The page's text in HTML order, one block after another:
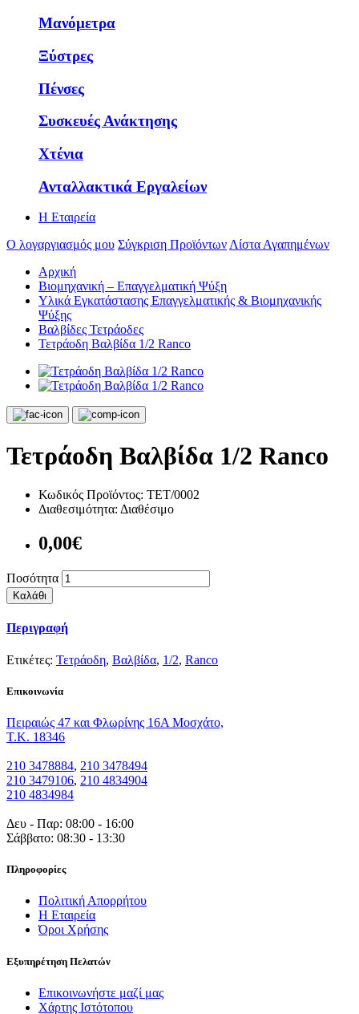
Μανόμετρα
Ξύστρες
Πένσες
Συσκευές Ανάκτησης
Χτένια
Ανταλλακτικά Εργαλείων
Η Εταιρεία
Ο λογαργιασμός μου Σύγκριση ΠροϊόντωνΛίστα Αγαπημένων
Αρχική
Βιομηχανική – Επαγγελματική Ψύξη
Υλικά Εγκατάστασης Επαγγελματικής & Βιομηχανικής
Ψύξης
Βαλβίδες Τετράοδες
Τετράοδη Βαλβίδα 1/2 Ranco
Τετράοδη Βαλβίδα 1/2 Ranco
Κωδικός Προϊόντος: ΤΕΤ/0002
Διαθεσιμότητα: Διαθέσιμο
0,00€
Ποσότητα
Καλάθι
Περιγραφή
Ετικέτες: Τετράοδη, Βαλβίδα, 1/2, Ranco
Eπικοινωνία
Πειραιώς 47 και Φλωρίνης 16Α Μοσχάτο,
T.K. 18346
210 3478884, 210 3478494
210 3479106, 210 4834904
210 4834984
Δευ - Παρ: 08:00 - 16:00
Σάββατο: 08:30 - 13:30
Πληροφορίες
Πολιτική Απορρήτου
Η Εταιρεία
Όροι Χρήσης
Εξυπηρέτηση Πελατών
Επικοινωνήστε μαζί μας
Χάρτης Ιστότοπου